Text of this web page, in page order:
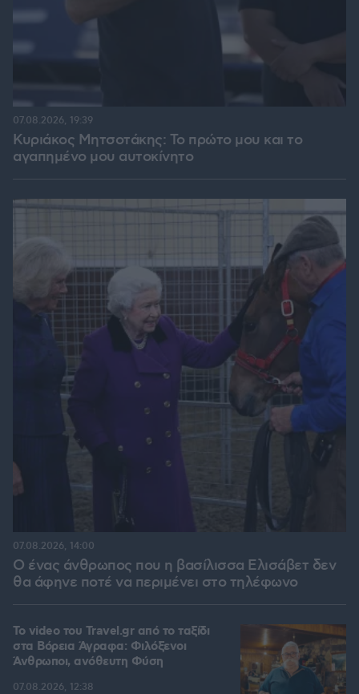
Κυριάκος Μητσοτάκης: Το πρώτο μου και το
αγαπημένο μου αυτοκίνητο
07.08.2026, 19:39
Ο ένας άνθρωπος που η βασίλισσα Ελισάβετ δεν
θα άφηνε ποτέ να περιμένει στο τηλέφωνο
07.08.2026, 14:00
To video του Travel.gr από το ταξίδι
στα Βόρεια Άγραφα: Φιλόξενοι
Άνθρωποι, ανόθευτη Φύση
07.08.2026, 12:38